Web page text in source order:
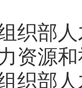
部人
源和
部人